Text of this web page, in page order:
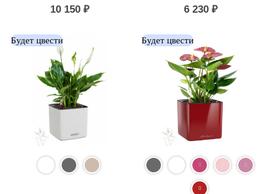
10 150₽ 6 230₽
Будет цвести Будет цвести